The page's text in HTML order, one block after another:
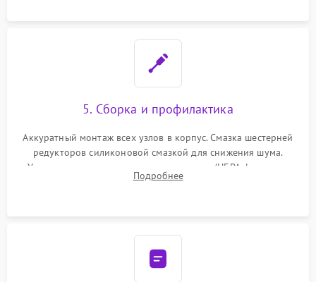
5. Сборка и профилактика
Аккуратный монтаж всех узлов в корпус. Смазка шестерней
редукторов силиконовой смазкой для снижения шума.
Установка новых расходных материалов (HEPA-фильтров,
микрофибры, щеток). Надежная фиксация разъемов и
Подробнее